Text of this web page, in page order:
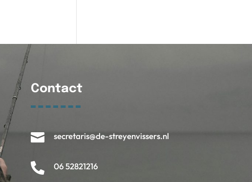
Contact
 secretaris@de-streyenvissers.nl
 06 52821216